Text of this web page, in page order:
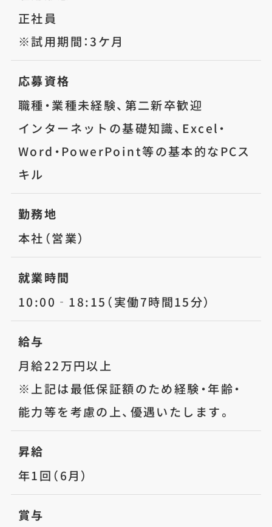
正社員
※試用期間：3ケ月
応募資格
職種・業種未経験、第二新卒歓迎
インターネットの基礎知識、Excel・
Word・PowerPoint等の基本的なPCス
キル
勤務地
本社（営業）
就業時間
10:00‐18:15（実働7時間15分）
給与
月給22万円以上
※上記は最低保証額のため経験・年齢・
能力等を考慮の上、優遇いたします。
昇給
年1回（6月）
賞与